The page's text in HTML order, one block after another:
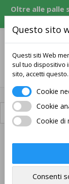
Oltre alle palle
da 120 USD,
Spedizione
SPEDIZIONE
Questo sito
Questi siti Web
sul tuo dispositivo
sito, accetti questo.
Cookie
Cookie
Cookie di
Consenti